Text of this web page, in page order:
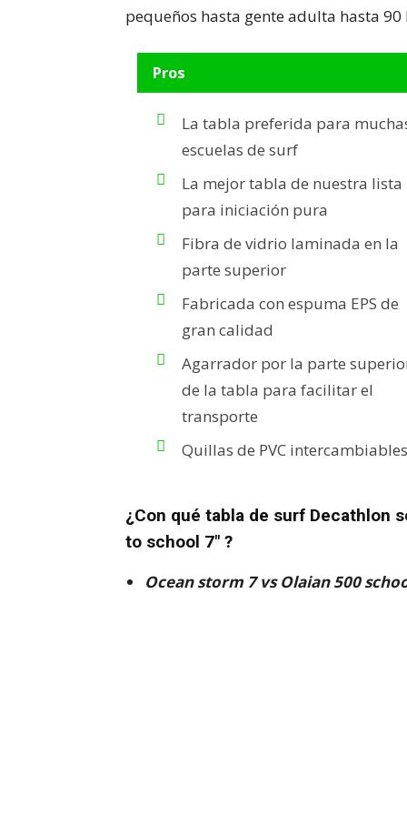
pequeños hasta gente adulta hasta 90
Pros
La tabla preferida para
escuelas de surf
La mejor tabla de nuestra lista
para iniciación pura
Fibra de vidrio laminada en la
parte superior
Fabricada con espuma EPS de
gran calidad
Agarrador por la parte
de la tabla para facilitar el
transporte
Quillas de PVC
¿Con qué tabla de surf Decathlon
to school 7″ ?
Ocean storm 7vs Olaian 500